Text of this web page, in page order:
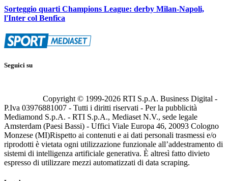
Sorteggio quarti Champions League: derby Milan-Napoli,
l'Inter col Benfica
Seguici su
Copyright © 1999-2026 RTI S.p.A. Business Digital -
P.Iva 03976881007 - Tutti i diritti riservati - Per la pubblicità
Mediamond S.p.A. - RTI S.p.A., Mediaset N.V., sede legale
Amsterdam (Paesi Bassi) - Uffici Viale Europa 46, 20093 Cologno
Monzese (MI)Rispetto ai contenuti e ai dati personali trasmessi e/o
riprodotti è vietata ogni utilizzazione funzionale all’addestramento di
sistemi di intelligenza artificiale generativa. È altresì fatto divieto
espresso di utilizzare mezzi automatizzati di data scraping.